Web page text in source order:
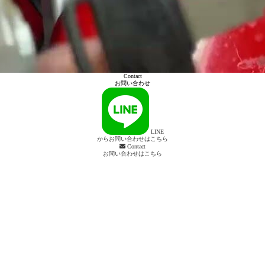
Contact
お問い合わせ
LINE
からお問い合わせはこちら
Contact
お問い合わせはこちら